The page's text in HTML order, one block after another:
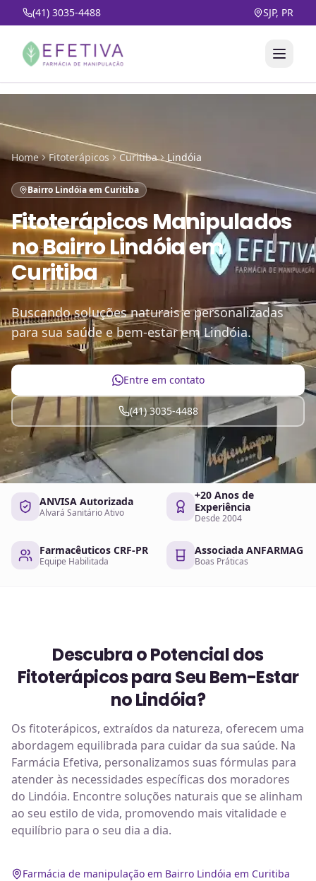
(41) 3035-4488 SJP, PR
Home Fitoterápicos Curitiba Lindóia
Bairro Lindóia em Curitiba
Fitoterápicos Manipulados
noBairro Lindóia em
Curitiba
Buscando soluções naturais e personalizadas
para sua saúde e bem-estar em Lindóia.
Entre em contato
(41) 3035-4488
ANVISA Autorizada
Alvará Sanitário Ativo
+20 Anos de
Experiência
Desde 2004
Farmacêuticos CRF-PR
Equipe Habilitada
Associada ANFARMAG
Boas Práticas
Descubra o Potencial dos
Fitoterápicos para Seu Bem-Estar
no Lindóia?
Os fitoterápicos, extraídos da natureza, oferecem uma
abordagem equilibrada para cuidar da sua saúde. Na
Farmácia Efetiva, personalizamos suas fórmulas para
atender às necessidades específicas dos moradores
do Lindóia. Encontre soluções naturais que se alinham
ao seu estilo de vida, promovendo mais vitalidade e
equilíbrio para o seu dia a dia.
Farmácia de manipulação em Bairro Lindóia em Curitiba